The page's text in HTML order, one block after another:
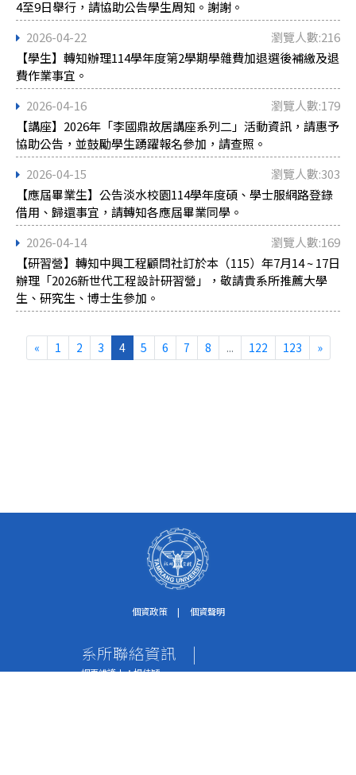
4至9日舉行，請協助公告學生周知。謝謝。
2026-04-22
瀏覽人數:216
【學生】轉知辦理114學年度第2學期學雜費加退選後補繳及退
費作業事宜。
2026-04-16
瀏覽人數:179
【講座】2026年「李國鼎故居講座系列二」活動資訊，請惠予
協助公告，並鼓勵學生踴躍報名參加，請查照。
2026-04-15
瀏覽人數:303
【應屆畢業生】公告淡水校園114學年度碩、學士服網路登錄
借用、歸還事宜，請轉知各應屆畢業同學。
2026-04-14
瀏覽人數:169
【研習營】轉知中興工程顧問社訂於本（115）年7月14 ~ 17日
辦理「2026新世代工程設計研習營」，敬請貴系所推薦大學
生、研究生、博士生參加。
« 1 2 3 4 5 6 7 8 ... 122 123 »
個資政策 | 個資聲明
系所聯絡資訊 |
網頁維護人：楊佳穎